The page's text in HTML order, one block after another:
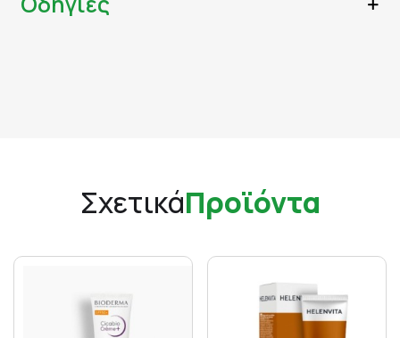
ΣχετικάΠροϊόντα